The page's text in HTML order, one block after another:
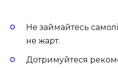
Не займайтесь
не жарт.
Дотримуйтеся